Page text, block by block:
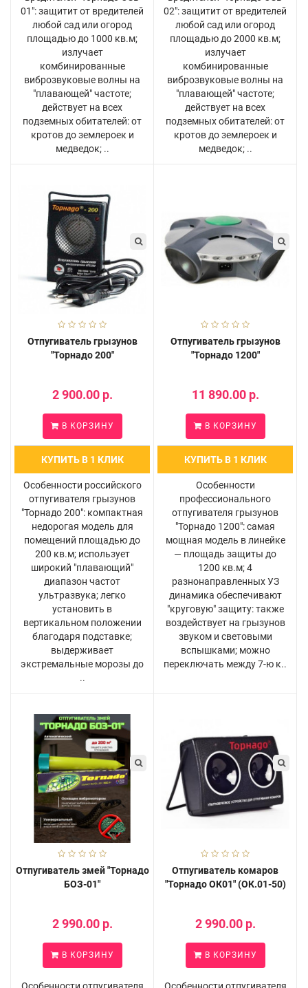
01": защитит от вредителей
любой сад или огород
площадью до 1000 кв.м;
излучает
комбинированные
виброзвуковые волны на
"плавающей" частоте;
действует на всех
подземных обитателей: от
кротов до землероек и
медведок; ..
02": защитит от вредителей
любой сад или огород
площадью до 2000 кв.м;
излучает
комбинированные
виброзвуковые волны на
"плавающей" частоте;
действует на всех
подземных обитателей: от
кротов до землероек и
медведок; ..
Отпугиватель грызунов
"Торнадо 200"
2 900.00 р.
В КОРЗИНУ
КУПИТЬ В 1 КЛИК
Особенности российского
отпугивателя грызунов
"Торнадо 200": компактная
недорогая модель для
помещений площадью до
200 кв.м; использует
широкий "плавающий"
диапазон частот
ультразвука; легко
установить в
вертикальном положении
благодаря подставке;
выдерживает
экстремальные морозы до
..
Отпугиватель грызунов
"Торнадо 1200"
11 890.00 р.
В КОРЗИНУ
КУПИТЬ В 1 КЛИК
Особенности
профессионального
отпугивателя грызунов
"Торнадо 1200": самая
мощная модель в линейке
— площадь защиты до
1200 кв.м; 4
разнонаправленных УЗ
динамика обеспечивают
"круговую" защиту: также
воздействует на грызунов
звуком и световыми
вспышками; можно
переключать между 7-ю к..
Отпугиватель змей "Торнадо
БОЗ-01"
2 990.00 р.
В КОРЗИНУ
Отпугиватель комаров
"Торнадо ОК01" (ОК.01-50)
2 990.00 р.
В КОРЗИНУ